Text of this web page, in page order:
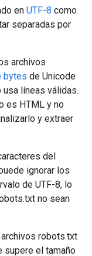
en UTF-8 como
separadas por
archivos
bytes de Unicode
líneas válidas.
es HTML y no
y extraer
del
ignorar los
de UTF-8, lo
no sean
robots.txt
supere el tamaño